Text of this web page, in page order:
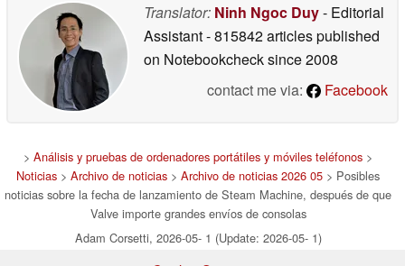
Translator: Ninh Ngoc Duy- Editorial
Assistant- 815842 articles published
on Notebookchecksince 2008
contact me via:
Facebook
> Análisis y pruebas de ordenadores portátiles y móviles teléfonos >
Noticias > Archivo de noticias > Archivo de noticias 2026 05 > Posibles
noticias sobre la fecha de lanzamiento de Steam Machine, después de que
Valve importe grandes envíos de consolas
Adam Corsetti, 2026-05- 1 (Update: 2026-05- 1)